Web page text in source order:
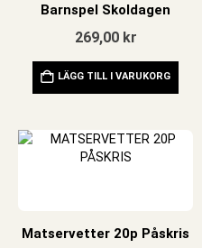
Barnspel Skoldagen
269,00 kr
LÄGG TILL I VARUKORG
Matservetter 20p Påskris